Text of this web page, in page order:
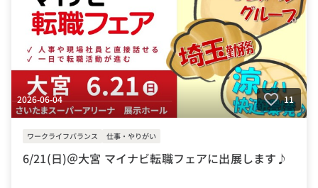
2026-06-04 11
ワークライフバランス 仕事・やりがい
6/21(日)＠大宮 マイナビ転職フェアに出展します♪